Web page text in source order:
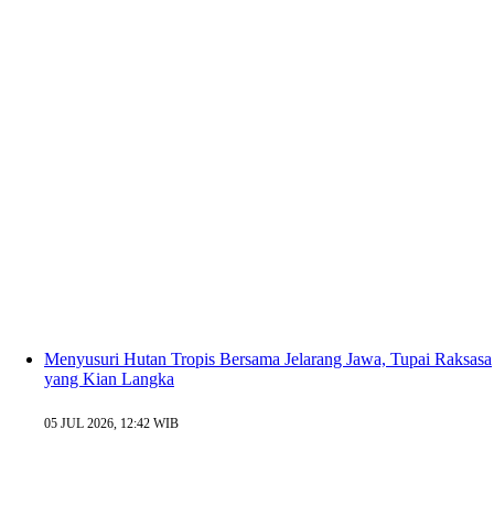
Menyusuri Hutan Tropis Bersama Jelarang Jawa, Tupai Raksasa
yang Kian Langka
05 JUL 2026, 12:42 WIB